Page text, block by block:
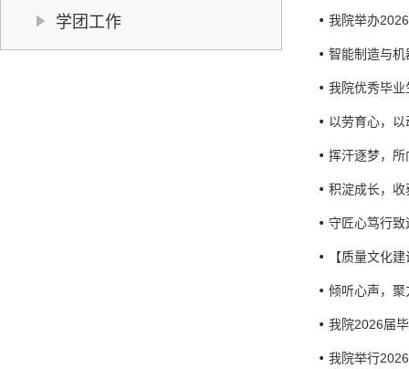
学团工作 我院举办
智能制造与
我院优秀毕
以劳育心，
挥汗逐梦，
积淀成长，
守匠心笃行
【质量文化
倾听心声，
我院2026届
我院举行